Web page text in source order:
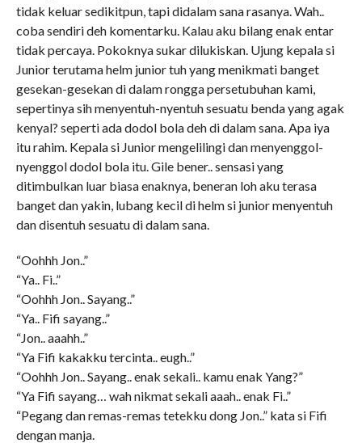
tidak keluar sedikitpun, tapi didalam sana rasanya. Wah..
coba sendiri deh komentarku. Kalau aku bilang enak entar
tidak percaya. Pokoknya sukar dilukiskan. Ujung kepala si
Junior terutama helm junior tuh yang menikmati banget
gesekan-gesekan di dalam rongga persetubuhan kami,
sepertinya sih menyentuh-nyentuh sesuatu benda yang agak
kenyal? seperti ada dodol bola deh di dalam sana. Apa iya
itu rahim. Kepala si Junior mengelilingi dan menyenggol-
nyenggol dodol bola itu. Gile bener.. sensasi yang
ditimbulkan luar biasa enaknya, beneran loh aku terasa
banget dan yakin, lubang kecil di helm si junior menyentuh
dan disentuh sesuatu di dalam sana.
“Oohhh Jon..”
“Ya.. Fi..”
“Oohhh Jon.. Sayang..”
“Ya.. Fifi sayang..”
“Jon.. aaahh..”
“Ya Fifi kakakku tercinta.. eugh..”
“Oohhh Jon.. Sayang.. enak sekali.. kamu enak Yang?”
“Ya Fifi sayang… wah nikmat sekali aaah.. enak Fi..”
“Pegang dan remas-remas tetekku dong Jon..” kata si Fifi
dengan manja.